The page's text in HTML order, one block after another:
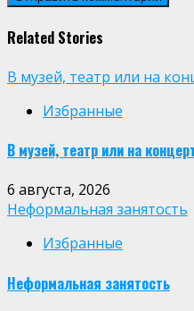
Related Stories
В музей, театр или на
Избранные
В музей, театр или на
6 августа, 2026
Неформальная занятость
Избранные
Неформальная занятость